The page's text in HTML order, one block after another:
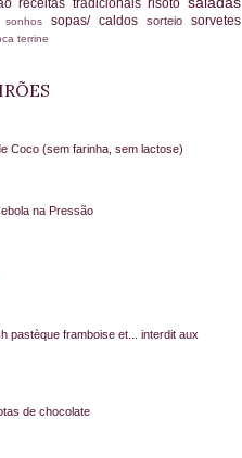
receitas tradicionaisrisoto
sonhos sopas/ caldos sorteio sorvetes
terrine
Coco (sem farinha, sem lactose)
na Pressão
pastèque framboise et... interdit aux
de chocolate